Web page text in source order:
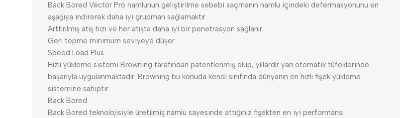
Back Bored Vector Pro namlunun geliştirilme sebebi saçmanın namlu içindeki defermasyonunu en
aşağıya indirerek daha iyi grupman sağlamaktır.
Arttırılmış atış hızı ve her atışta daha iyi bir penetrasyon sağlanır.
Geri tepme minimum seviyeye düşer.
Speed Load Plus
Hızlı yükleme sistemi Browning tarafından patentlenmiş olup, yıllardır yarı otomatik tüfeklerinde
başarıyla uygulanmaktadır. Browning bu konuda kendi sınıfında dünyanın en hızlı fişek yükleme
sistemine sahiptir.
Back Bored
Back Bored teknolojisiyle üretilmiş namlu sayesinde attığınız fişekten en iyi performansı